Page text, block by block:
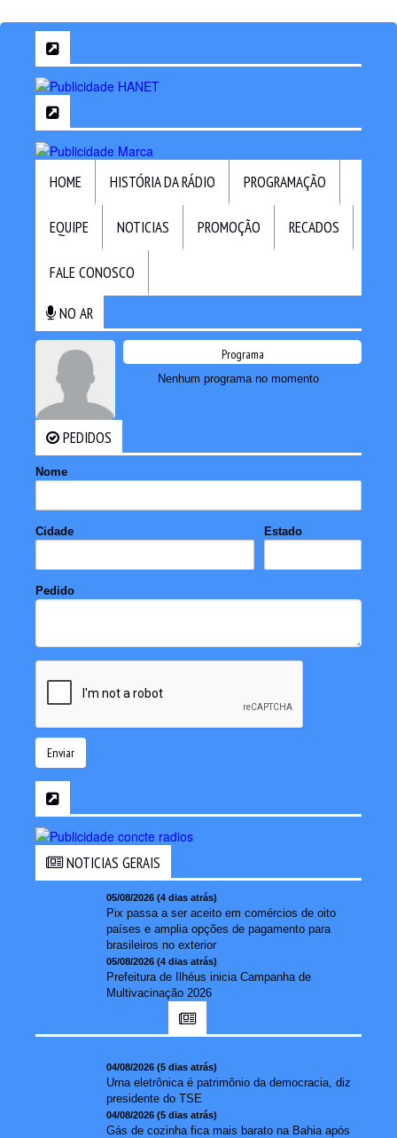
HOME HISTÓRIA DA RÁDIO PROGRAMAÇÃO
EQUIPE NOTICIAS PROMOÇÃO RECADOS
FALE CONOSCO
NO AR
Programa
Nenhum programa no momento
PEDIDOS
Nome
Cidade Estado
Pedido
Enviar
NOTICIAS GERAIS
05/08/2026 (4 dias atrás)
Pix passa a ser aceito em comércios de oito
países e amplia opções de pagamento para
brasileiros no exterior
05/08/2026 (4 dias atrás)
Prefeitura de Ilhéus inicia Campanha de
Multivacinação 2026
04/08/2026 (5 dias atrás)
Urna eletrônica é patrimônio da democracia, diz
presidente do TSE
04/08/2026 (5 dias atrás)
Gás de cozinha fica mais barato na Bahia após